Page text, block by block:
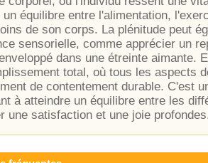
un équilibre entre l'alimentation,
de son corps. La plénitude peut
sensorielle, comme apprécier un
dans une étreinte aimante.
total, où tous les aspects
de contentement durable. C'est
à atteindre un équilibre entre les
une satisfaction et une joie